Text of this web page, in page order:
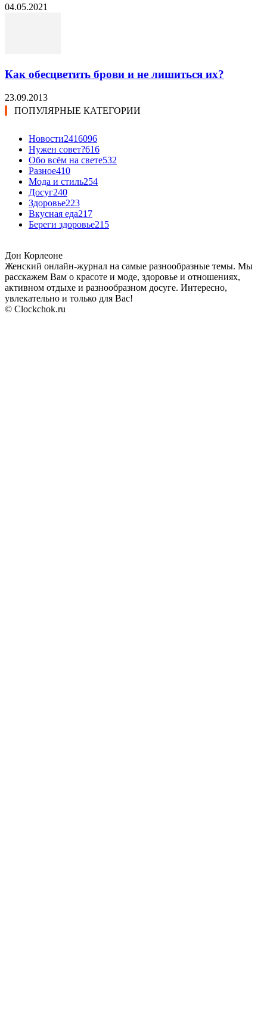
04.05.2021
Как обесцветить брови и не лишиться их?
23.09.2013
ПОПУЛЯРНЫЕ КАТЕГОРИИ
Новости2416096
Нужен совет?616
Обо всём на свете532
Разное410
Мода и стиль254
Досуг240
Здоровье223
Вкусная еда217
Береги здоровье215
Дон Корлеоне
Женский онлайн-журнал на самые разнообразные темы. Мы
расскажем Вам о красоте и моде, здоровье и отношениях,
активном отдыхе и разнообразном досуге. Интересно,
увлекательно и только для Вас!
© Clockchok.ru